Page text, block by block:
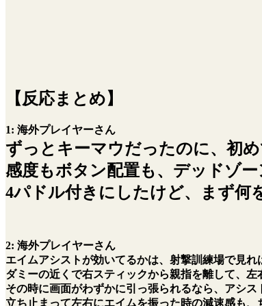
【反応まとめ】
1: 海外プレイヤーさん
ずっとキーマウだったのに、初
感度もボタン配置も、デッドゾ
4パドル付きにしたけど、まず何
2: 海外プレイヤーさん
エイムアシストが効いてるかは、射撃訓練場で見れ
ダミーの近くで右スティックから親指を離して、左
その時に画面がわずかに引っ張られるなら、アシス
立ち止まって左右にエイムを振った時の減速感も、